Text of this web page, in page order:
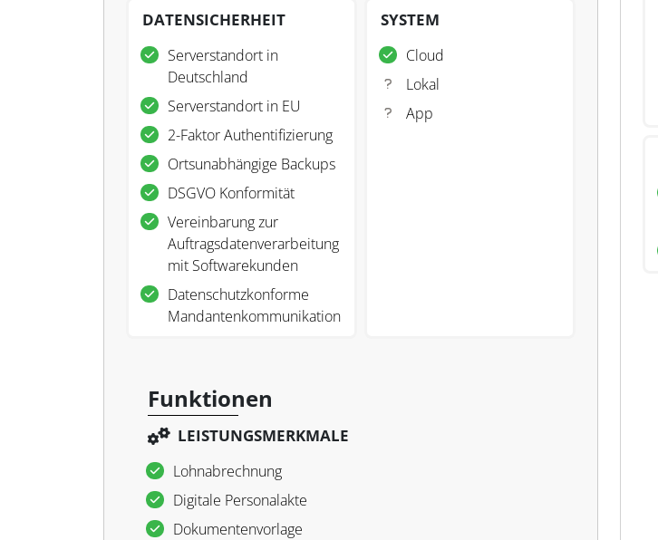
DATENSICHERHEIT
Serverstandort in
Deutschland
Serverstandort in EU
2-Faktor Authentifizierung
Ortsunabhängige Backups
DSGVO Konformität
Vereinbarung zur
Auftragsdatenverarbeitung
mit Softwarekunden
Datenschutzkonforme
Mandantenkommunikation
SYSTEM
Cloud
Lokal
App
Funktionen
LEISTUNGSMERKMALE
Lohnabrechnung
Digitale Personalakte
Dokumentenvorlage